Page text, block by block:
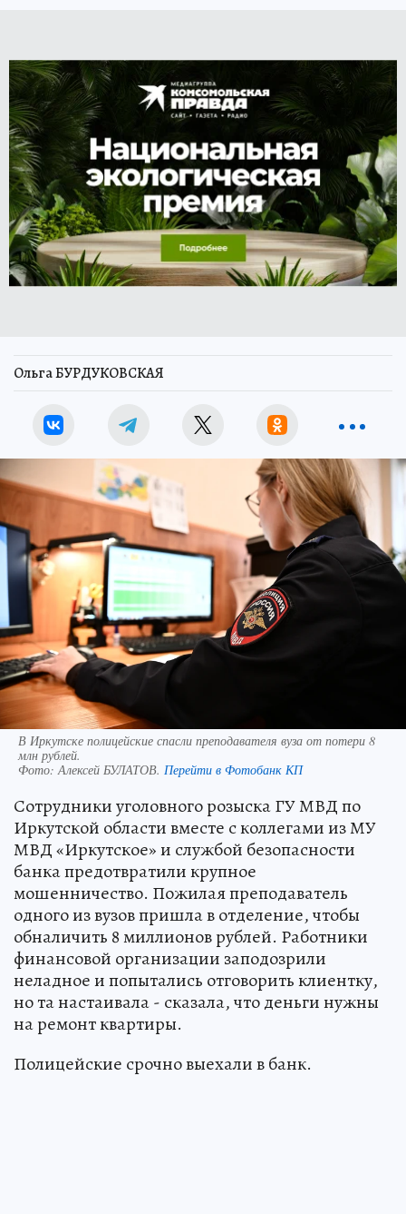
Ольга БУРДУКОВСКАЯ
В Иркутске полицейские спасли преподавателя вуза от потери 8
млн рублей.
Фото:Алексей БУЛАТОВ. Перейти в Фотобанк КП
Сотрудники уголовного розыска ГУ МВД по
Иркутской области вместе с коллегами из МУ
МВД «Иркутское» и службой безопасности
банка предотвратили крупное
мошенничество. Пожилая преподаватель
одного из вузов пришла в отделение, чтобы
обналичить 8 миллионов рублей. Работники
финансовой организации заподозрили
неладное и попытались отговорить клиентку,
но та настаивала - сказала, что деньги нужны
на ремонт квартиры.
Полицейские срочно выехали в банк.